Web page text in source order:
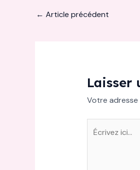
← Article précédent
Laisser
Votre adresse
Écrivez